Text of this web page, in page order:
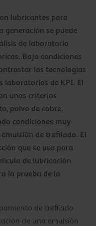
lubricantes para
generación se puede
de laboratorio
Bajo condiciones
las tecnologías
laboratorios de KPI. El
unos criterios
polvo de cobre,
condiciones muy
de trefilado. El
que se usa para
de lubricación
la prueba de la
de trefilado
de una emulsión